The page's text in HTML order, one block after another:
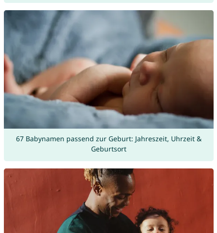
67 Babynamen passend zur Geburt: Jahreszeit, Uhrzeit &
Geburtsort